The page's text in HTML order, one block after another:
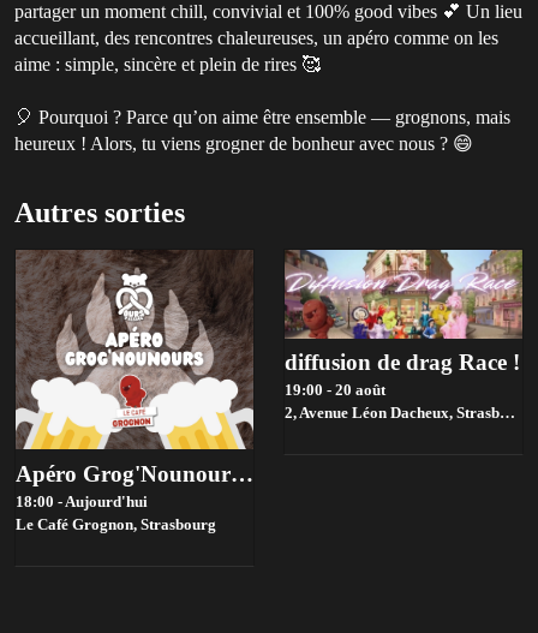
partager un moment chill, convivial et 100% good vibes 💕 Un lieu
accueillant, des rencontres chaleureuses, un apéro comme on les
aime : simple, sincère et plein de rires 🥰
🎈 Pourquoi ? Parce qu’on aime être ensemble — grognons, mais
heureux ! Alors, tu viens grogner de bonheur avec nous ? 😄
Autres sorties
Apéro Grog'Nounours - Août 2026
18:00 - Aujourd'hui
Le Café Grognon, Strasbourg
diffusion de drag Race !
19:00 - 20 août
2, Avenue Léon Dacheux, Strasbourg,